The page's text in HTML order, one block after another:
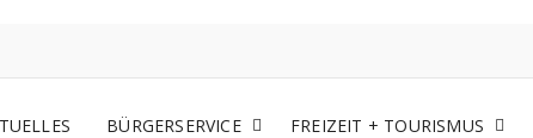
BÜRGERSERVICE FREIZEIT + TOURISMUS